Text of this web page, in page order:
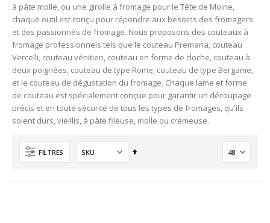
à pâte molle, ou une girolle à fromage pour le Tête de Moine,
chaque outil est conçu pour répondre aux besoins des fromagers
et des passionnés de fromage. Nous proposons des couteaux à
fromage professionnels tels que le couteau Premana, couteau
Vercelli, couteau vénitien, couteau en forme de cloche, couteau à
deux poignées, couteau de type Rome, couteau de type Bergame,
et le couteau de dégustation du fromage. Chaque lame et forme
de couteau est spécialement conçue pour garantir un découpage
précis et en toute sécurité de tous les types de fromages, qu'ils
soient durs, vieillis, à pâte fileuse, molle ou crémeuse.
FILTRES
Ordre